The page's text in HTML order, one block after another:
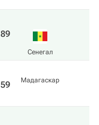
89
Сенегал
59 Мадагаскар